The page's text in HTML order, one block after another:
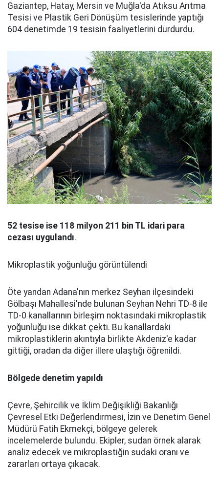
Gaziantep, Hatay, Mersin ve Muğla'da Atıksu Arıtma
Tesisi ve Plastik Geri Dönüşüm tesislerinde yaptığı
604 denetimde 19 tesisin faaliyetlerini durdurdu.
52 tesise ise 118 milyon 211 bin TL idari para
cezası uygulandı.
Mikroplastik yoğunluğu görüntülendi
Öte yandan Adana'nın merkez Seyhan ilçesindeki
Gölbaşı Mahallesi'nde bulunan Seyhan Nehri TD-8 ile
TD-0 kanallarının birleşim noktasındaki mikroplastik
yoğunluğu ise dikkat çekti. Bu kanallardaki
mikroplastiklerin akıntıyla birlikte Akdeniz'e kadar
gittiği, oradan da diğer illere ulaştığı öğrenildi.
Bölgede denetim yapıldı
Çevre, Şehircilik ve İklim Değişikliği Bakanlığı
Çevresel Etki Değerlendirmesi, İzin ve Denetim Genel
Müdürü Fatih Ekmekçi, bölgeye gelerek
incelemelerde bulundu. Ekipler, sudan örnek alarak
analiz edecek ve mikroplastiğin sudaki oranı ve
zararları ortaya çıkacak.